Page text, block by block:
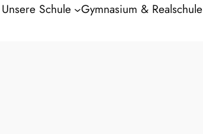
Unsere Schule Gymnasium & Realschule